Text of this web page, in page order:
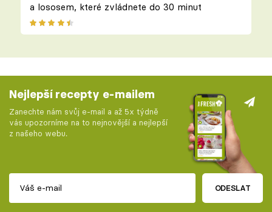
a lososem, které zvládnete do 30 minut
Nejlepší recepty e-mailem
Zanechte nám svůj e-mail a až 5x týdně
vás upozorníme na to nejnovější a nejlepší
z našeho webu.
ODESLAT